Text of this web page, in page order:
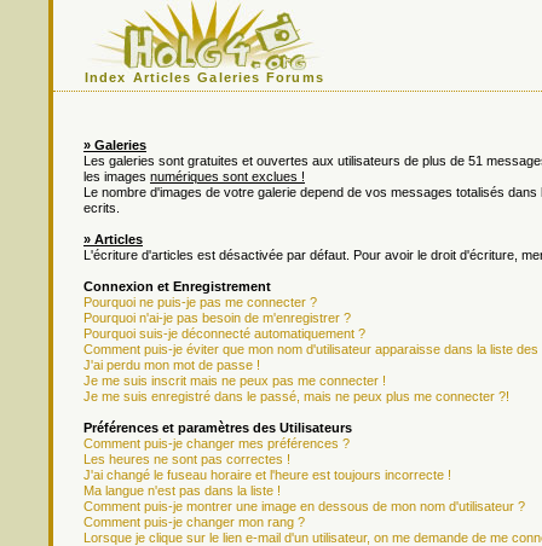
Index Articles Galeries Forums
» Galeries
Les galeries sont gratuites et ouvertes aux utilisateurs de plus de 51
les images numériques sont exclues !
Le nombre d'images de votre galerie depend de vos messages totalisés
ecrits.
» Articles
L'écriture d'articles est désactivée par défaut. Pour avoir le droit d'écriture,
Connexion et Enregistrement
Pourquoi ne puis-je pas me connecter ?
Pourquoi n'ai-je pas besoin de m'enregistrer ?
Pourquoi suis-je déconnecté automatiquement ?
Comment puis-je éviter que mon nom d'utilisateur apparaisse dans la liste
J'ai perdu mon mot de passe !
Je me suis inscrit mais ne peux pas me connecter !
Je me suis enregistré dans le passé, mais ne peux plus me connecter ?!
Préférences et paramètres des Utilisateurs
Comment puis-je changer mes préférences ?
Les heures ne sont pas correctes !
J'ai changé le fuseau horaire et l'heure est toujours incorrecte !
Ma langue n'est pas dans la liste !
Comment puis-je montrer une image en dessous de mon nom d'utilisateur ?
Comment puis-je changer mon rang ?
Lorsque je clique sur le lien e-mail d'un utilisateur, on me demande de me